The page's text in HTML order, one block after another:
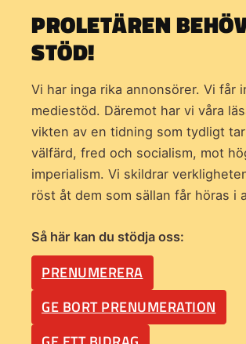
PROLETÄREN
STÖD!
Vi har inga rika annonsörer. Vi får
mediestöd. Däremot har vi våra
vikten av en tidning som tydligt
välfärd, fred och socialism, mot
imperialism. Vi skildrar
röst åt dem som sällan får höras i
Så här kan du stödja oss:
PRENUMERERA
GE BORT PRENUMERATION